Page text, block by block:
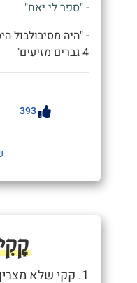
- "ספר לי יאח"
- "היה מסיבולבול
4 גברים מזיעים"
393
1. קקי שלא